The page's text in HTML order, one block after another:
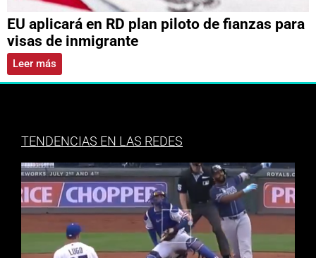
EU aplicará en RD plan piloto de fianzas para
visas de inmigrante
Leer más
TENDENCIAS EN LAS REDES